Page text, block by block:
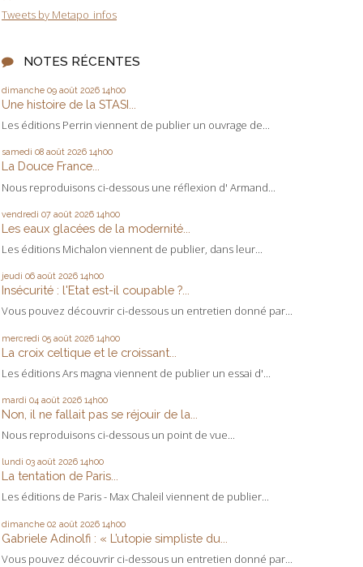
Tweets by Metapo_infos
NOTES RÉCENTES
dimanche 09 août 2026 14h00
Une histoire de la STASI...
Les éditions Perrin viennent de publier un ouvrage de...
samedi 08 août 2026 14h00
La Douce France...
Nous reproduisons ci-dessous une réflexion d' Armand...
vendredi 07 août 2026 14h00
Les eaux glacées de la modernité...
Les éditions Michalon viennent de publier, dans leur...
jeudi 06 août 2026 14h00
Insécurité : l'Etat est-il coupable ?...
Vous pouvez découvrir ci-dessous un entretien donné par...
mercredi 05 août 2026 14h00
La croix celtique et le croissant...
Les éditions Ars magna viennent de publier un essai d'...
mardi 04 août 2026 14h00
Non, il ne fallait pas se réjouir de la...
Nous reproduisons ci-dessous un point de vue...
lundi 03 août 2026 14h00
La tentation de Paris...
Les éditions de Paris - Max Chaleil viennent de publier...
dimanche 02 août 2026 14h00
Gabriele Adinolfi : « L’utopie simpliste du...
Vous pouvez découvrir ci-dessous un entretien donné par...